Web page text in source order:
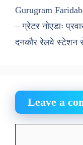
Gurugram
– ग्रेटर नोएडाः
दनकौर रेलवे स्टेशन
Leave a